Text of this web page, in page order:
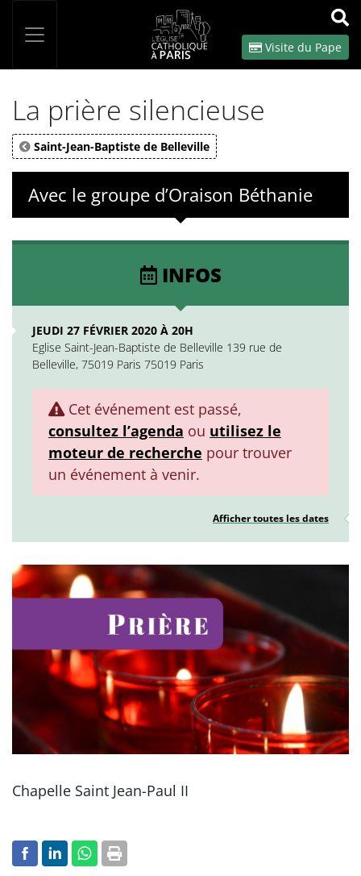
OK
Visite du Pape
La prière silencieuse
Saint-Jean-Baptiste de Belleville
Avec le groupe d’Oraison Béthanie
INFOS
JEUDI 27 FÉVRIER 2020 À 20H
Eglise Saint-Jean-Baptiste de Belleville 139 rue de
Belleville, 75019 Paris 75019 Paris
Cet événement est passé,
consultez l’agenda ou utilisez le
moteur de recherche pour trouver
un événement à venir.
Afficher toutes les dates
Chapelle Saint Jean-Paul II
Panneau de gestion des cookies